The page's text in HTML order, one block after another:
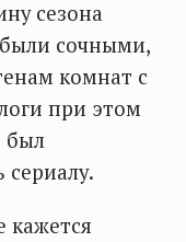
сезона
были сочными,
комнат с
при этом
был
кажется